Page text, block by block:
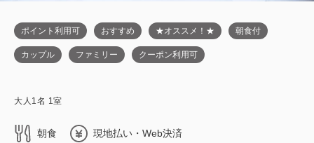
ポイント利用可 おすすめ ★オススメ！★ 朝食付
カップル ファミリー クーポン利用可
大人 1 名 1 室
朝食 現地払い・Web決済